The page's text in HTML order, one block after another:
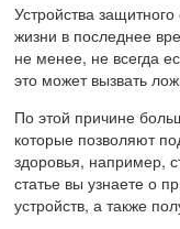
Устройства
жизни в последнее
не менее, не всегда
это может вызвать
По этой причине
которые позволяют
здоровья, например,
статье вы узнаете о
устройств, а также